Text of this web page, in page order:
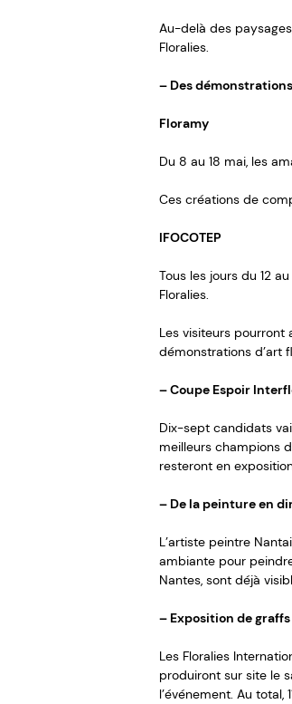
Au-delà des
Floralies.
– Des
Floramy
Du 8 au 18 mai, les
Ces créations de
IFOCOTEP
Tous les jours du 12
Floralies.
Les visiteurs pourront
démonstrations d’art
– Coupe Espoir
Dix-sept candidats
meilleurs champions
resteront en
– De la peinture en
L’artiste peintre
ambiante pour
Nantes, sont déjà
– Exposition de graffs
Les Floralies
produiront sur site le
l’événement. Au